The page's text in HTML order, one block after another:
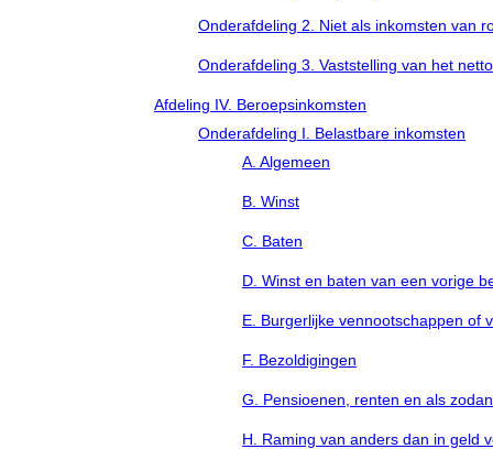
Onderafdeling 2. Niet als inkomsten van
Onderafdeling 3. Vaststelling van het
Afdeling IV. Beroepsinkomsten
Onderafdeling I. Belastbare inkomsten
A. Algemeen
B. Winst
C. Baten
D. Winst en baten van een vorige
E. Burgerlijke vennootschappen of
F. Bezoldigingen
G. Pensioenen, renten en als
H. Raming van anders dan in geld